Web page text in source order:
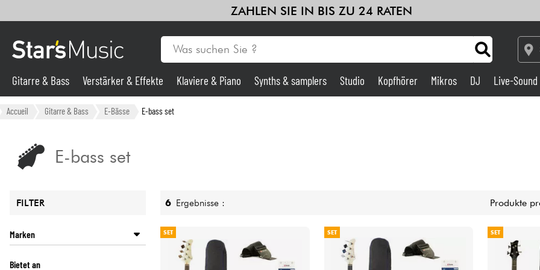
ZAHLEN SIE IN BIS ZU 24 RATEN
Gitarre & Bass
Violinen & Quartett Kinder
Gitarre & Bass Verstärker & Effekte Klaviere & Piano Synths & samplers Studio Kopfhörer Mikros DJ Live-Sound
Accueil Gitarre & Bass E-Bässe E-bass set
E-bass set
FILTER
Marken
Bietet an
6 Ergebnisse : Produkte
SET SET SET